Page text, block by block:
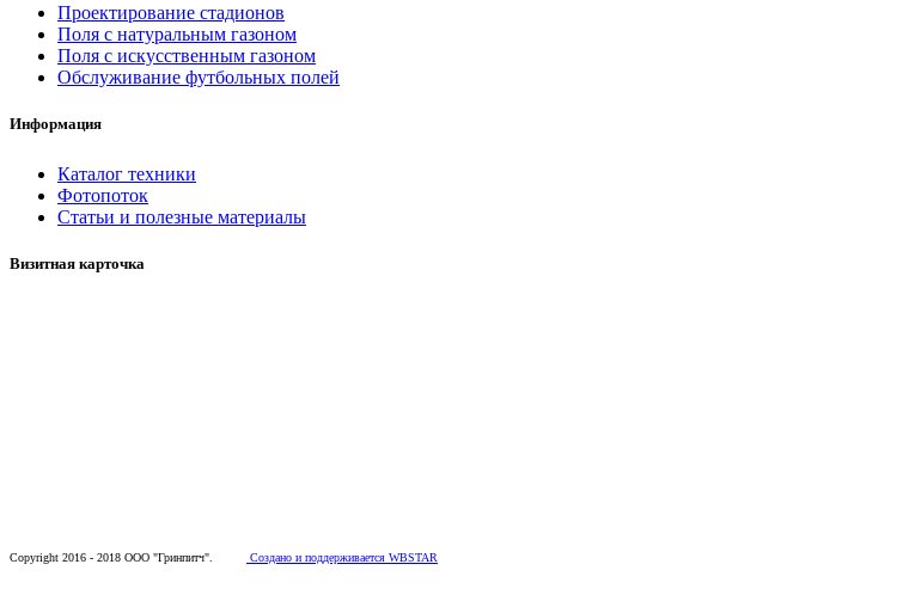
Проектирование стадионов
Поля с натуральным газоном
Поля с искусственным газоном
Обслуживание футбольных полей
Информация
Каталог техники
Фотопоток
Статьи и полезные материалы
Визитная карточка
Copyright 2016 - 2018 ООО "Гринпитч". Создано и поддерживается WBSTAR